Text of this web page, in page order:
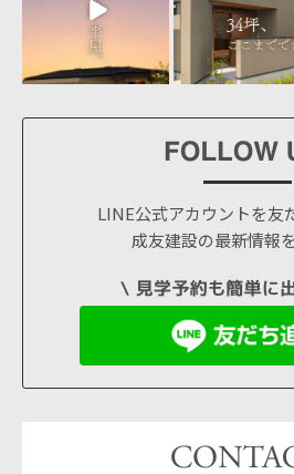
LINE公式アカウントを友
成友建設の最新情報